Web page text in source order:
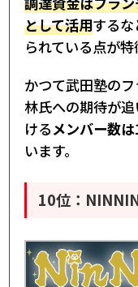
として活用するな
られている点が特
かつて武田塾の
林氏への期待が
けるメンバー数
います。
10位：